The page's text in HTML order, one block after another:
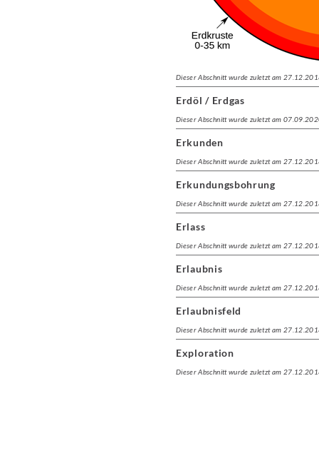
Dieser Abschnitt wurde zuletzt am
Erdöl / Erdgas
Dieser Abschnitt wurde zuletzt am
Erkunden
Dieser Abschnitt wurde zuletzt am
Erkundungsbohrung
Dieser Abschnitt wurde zuletzt am
Erlass
Dieser Abschnitt wurde zuletzt am
Erlaubnis
Dieser Abschnitt wurde zuletzt am
Erlaubnisfeld
Dieser Abschnitt wurde zuletzt am
Exploration
Dieser Abschnitt wurde zuletzt am